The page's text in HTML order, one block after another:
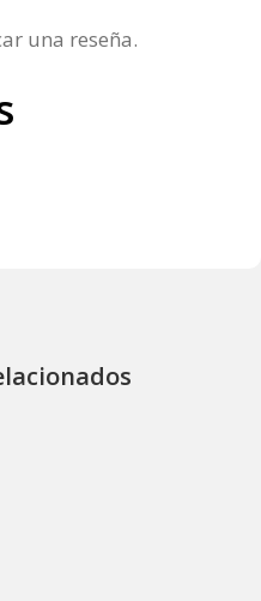
una reseña.